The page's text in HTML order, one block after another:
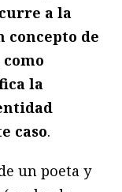
a la
de
la
caso.
un poeta y